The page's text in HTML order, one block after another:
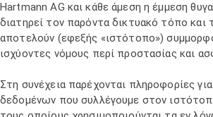
Hartmann AG και κάθε άμεση η έμμεση
διατηρεί τον παρόντα δικτυακό τόπο και
αποτελούν (εφεξής «ιστότοπο»)
ισχύοντες νόμους περί προστασίας και
Στη συνέχεια παρέχονται πληροφορίες
δεδομένων που συλλέγουμε στον